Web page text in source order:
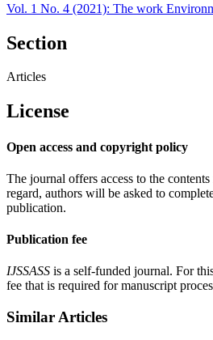
Vol. 1 No. 4 (2021): The work
Section
Articles
License
Open access and copyright policy
The journal offers access to the
regard, authors will be asked to
publication.
Publication fee
IJSSASS is a self-funded journal. For
fee that is required for manuscript
Similar Articles